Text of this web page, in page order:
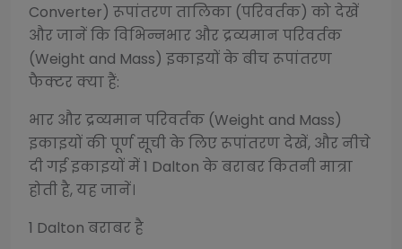
Converter) रूपांतरण तालिका (परिवर्तक) को देखें
और जानें कि विभिन्नभार और द्रव्यमान परिवर्तक
(Weight and Mass) इकाइयों के बीच रूपांतरण
फैक्टर क्या हैं:
भार और द्रव्यमान परिवर्तक (Weight and Mass)
इकाइयों की पूर्ण सूची के लिए रूपांतरण देखें, और नीचे
दी गई इकाइयों में 1 Dalton के बराबर कितनी मात्रा
होती है, यह जानें।
1 Dalton बराबर है